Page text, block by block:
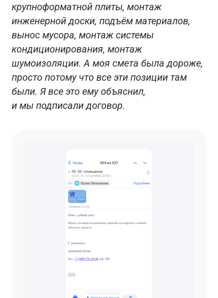
крупноформатной плиты, монтаж
инженерной доски, подъём материалов,
вынос мусора, монтаж системы
кондиционирования, монтаж
шумоизоляции. А моя смета была дороже,
просто потому что все эти позиции там
были. Я все это ему объяснил,
и мы подписали договор.